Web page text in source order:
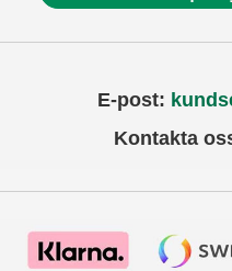
E-post:
Kontakta